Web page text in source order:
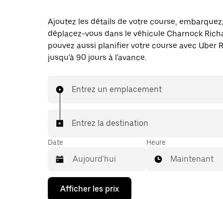
Ajoutez les détails de votre course,
déplacez-vous dans le véhicule Charnock
pouvez aussi planifier votre course avec Uber
jusqu'à 90 jours à l'avance.
Entrez un emplacement
Entrez la destination
Date
Appuyez
Heure
Maintenant
Afficher les prix